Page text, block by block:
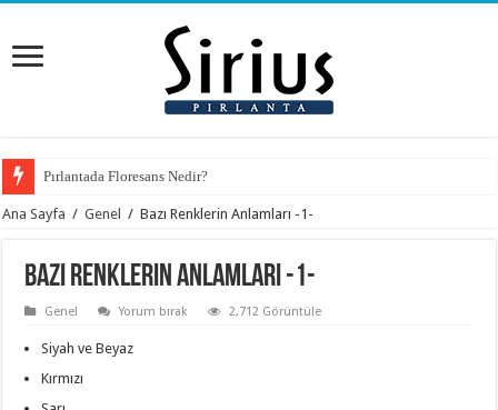
Pırlantada Floresans Nedir?
Ana Sayfa / Genel / Bazı Renklerin Anlamları -1-
Bazı Renklerin Anlamları -1-
Genel Yorum bırak 2,712 Görüntüle
Siyah ve Beyaz
Kırmızı